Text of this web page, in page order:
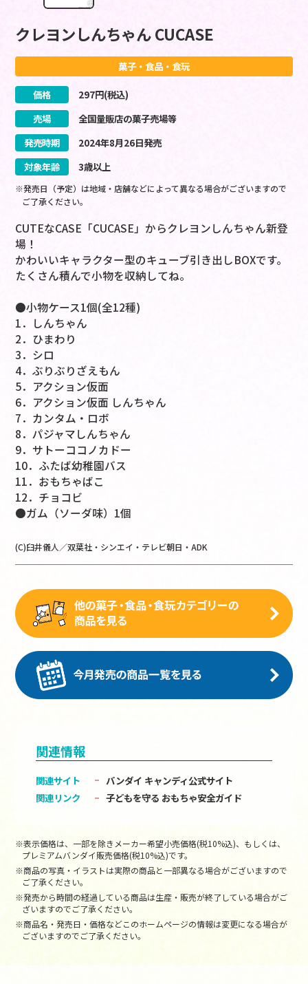
クレヨンしんちゃん CUCASE
菓子・食品・食玩
価格 297円(税込)
売場
全国量販店の菓子売場等
発売時期
2024年8月26日発売
対象年齢
3歳以上
※発売日（予定）は地域・店舗などによって異なる場合がございますので
ご了承ください。
CUTEなCASE「CUCASE」からクレヨンしんちゃん新登
場！
かわいいキャラクター型のキューブ引き出しBOXです。
たくさん積んで小物を収納してね。
●小物ケース1個(全12種)
1．しんちゃん
2．ひまわり
3．シロ
4．ぶりぶりざえもん
5．アクション仮面
6．アクション仮面 しんちゃん
7．カンタム・ロボ
8．パジャマしんちゃん
9．サトーココノカドー
10．ふたば幼稚園バス
11．おもちゃばこ
12．チョコビ
●ガム（ソーダ味）1個
(C)臼井儀人／双葉社・シンエイ・テレビ朝日・ADK
関連情報
関連サイト
バンダイ キャンディ公式サイト
関連リンク
子どもを守る おもちゃ安全ガイド
※表示価格は、一部を除きメーカー希望小売価格(税10%込)、もしくは、
プレミアムバンダイ販売価格(税10%込)です。
※商品の写真・イラストは実際の商品と一部異なる場合がございますので
ご了承ください。
※発売から時間の経過している商品は生産・販売が終了している場合がご
ざいますのでご了承ください。
※商品名・発売日・価格などこのホームページの情報は変更になる場合が
ございますのでご了承ください。